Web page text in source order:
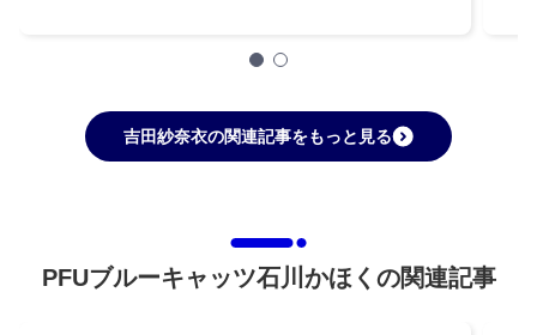
吉田紗奈衣の関連記事をもっと見る
PFUブルーキャッツ石川かほくの関連記事